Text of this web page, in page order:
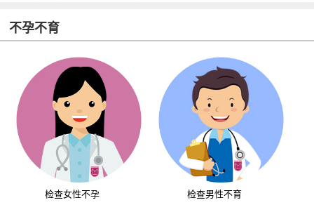
不孕不育
检查女性不孕 检查男性不育